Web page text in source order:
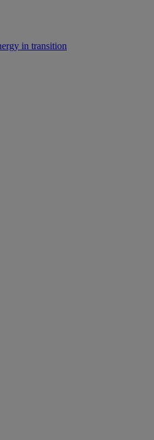
in transition